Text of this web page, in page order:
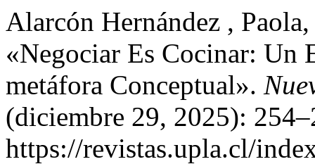
Alarcón Hernández ,
«Negociar Es Cocinar: Un
metáfora Conceptual».
(diciembre 29, 2025):
https://revistas.upla.cl/